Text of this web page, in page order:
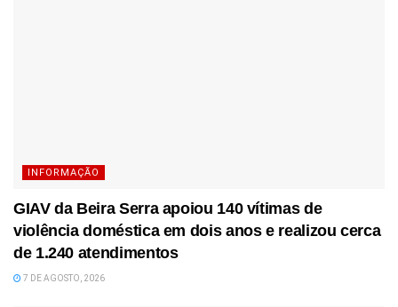
INFORMAÇÃO
GIAV da Beira Serra apoiou 140 vítimas de
violência doméstica em dois anos e realizou cerca
de 1.240 atendimentos
7 DE AGOSTO, 2026